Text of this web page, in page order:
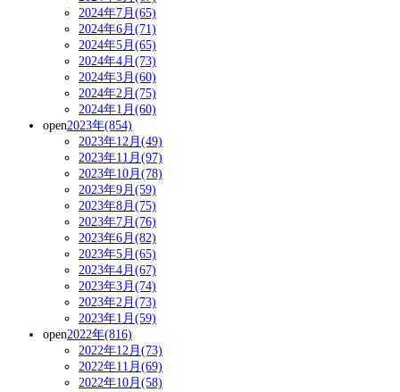
2024年7月(65)
2024年6月(71)
2024年5月(65)
2024年4月(73)
2024年3月(60)
2024年2月(75)
2024年1月(60)
open2023年(854)
2023年12月(49)
2023年11月(97)
2023年10月(78)
2023年9月(59)
2023年8月(75)
2023年7月(76)
2023年6月(82)
2023年5月(65)
2023年4月(67)
2023年3月(74)
2023年2月(73)
2023年1月(59)
open2022年(816)
2022年12月(73)
2022年11月(69)
2022年10月(58)